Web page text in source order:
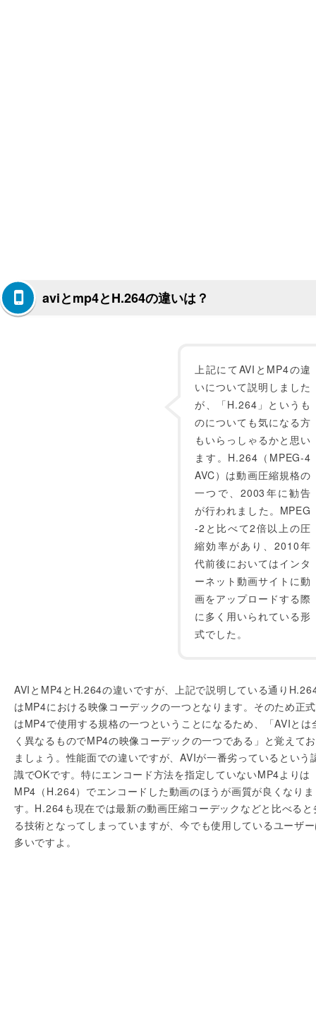
aviとmp4とH.264の違いは？
上記にてAVIとMP4の違
いについて説明しました
が、「H.264」というも
のについても気になる方
もいらっしゃるかと思い
ます。H.264（MPEG-4
AVC）は動画圧縮規格の
一つで、2003年に勧告
が行われました。MPEG
-2と比べて2倍以上の圧
縮効率があり、2010年
代前後においてはインタ
ーネット動画サイトに動
画をアップロードする際
に多く用いられている形
式でした。
AVIとMP4とH.264の違いですが、上記で説明している通り
はMP4における映像コーデックの一つとなります。そのため正
はMP4で使用する規格の一つということになるため、「AVIとは
く異なるものでMP4の映像コーデックの一つである」と覚えて
ましょう。性能面での違いですが、AVIが一番劣っているという
識でOKです。特にエンコード方法を指定していないMP4よりは
MP4（H.264）でエンコードした動画のほうが画質が良くなりま
す。H.264も現在では最新の動画圧縮コーデックなどと比べると
る技術となってしまっていますが、今でも使用しているユーザ
多いですよ。